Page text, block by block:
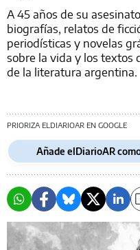
A 45 años de su
biografías, relatos de
periodísticas y novelas
sobre la vida y los textos
de la literatura argentina.
PRIORIZA ELDIARIOAR EN GOOGLE
Añade elDiarioAR